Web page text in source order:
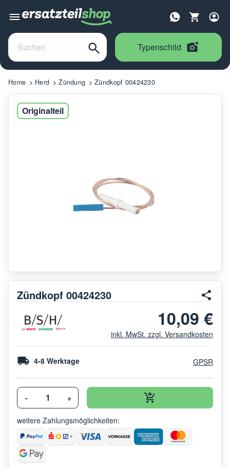
Typenschild
Home Herd Zündung Zündkopf 00424230
Originalteil
Zündkopf 00424230
10,09 €
inkl. MwSt. zzgl. Versandkosten
4-8 Werktage GPSR
- +
weitere Zahlungsmöglichkeiten: